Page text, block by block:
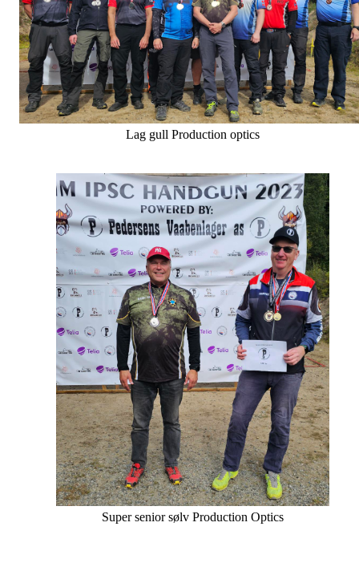
Lag gull Production optics
Super senior sølv Production Optics